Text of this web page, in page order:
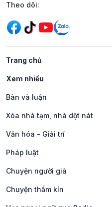
Mạng xã hội
Theo dõi:
Trang chủ
Xem nhiều
Bàn và luận
Xóa nhà tạm, nhà dột nát
Văn hóa - Giải trí
Pháp luật
Chuyện người già
Chuyện thầm kín